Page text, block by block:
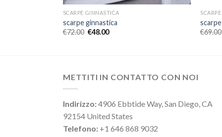
SCARPE GINNASTICA
scarpe ginnastica
€72.00 €48.00
€69.00
METTITI IN CONTATTO CON NOI
Indirizzo:4906 Ebbtide Way, San Diego, CA
92154 United States
Telefono: +1 646 868 9032